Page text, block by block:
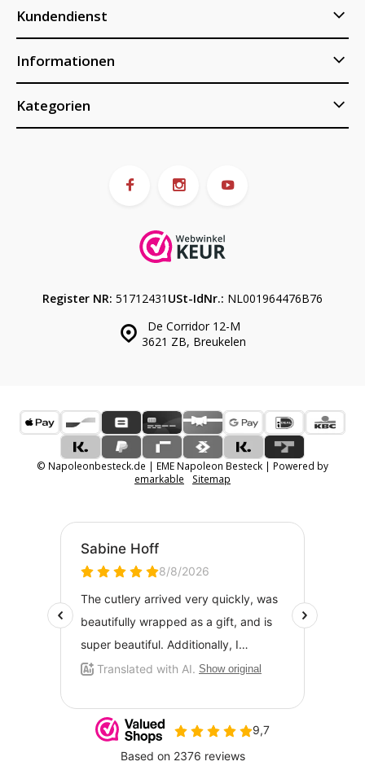
Kundendienst
Informationen
Kategorien
De Corridor 12-M
3621 ZB, Breukelen
Register NR: 51712431 USt-IdNr.: NL001964476B76
© Napoleonbesteck.de | EME Napoleon Besteck | Powered by
emarkable
Sitemap